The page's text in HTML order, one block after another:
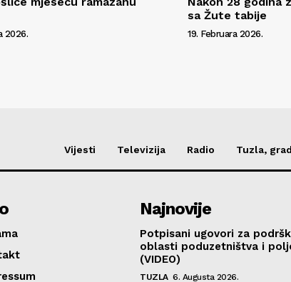
2026.
sa Žute tabije
19. Februara 2026.
Vijesti Televizija Radio Tuzla,
Najnovije
Potpisani ugovori za
oblasti poduzetništva i
(VIDEO)
TUZLA 6. Augusta 2026.